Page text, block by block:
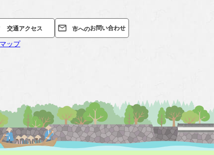
交通アクセス 市へのお問い合わせ
ップ